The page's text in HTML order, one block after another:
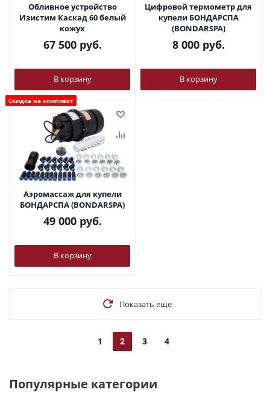
Обливное устройство
Изистим Каскад 60 белый
кожух
67 500руб.
В корзину
Цифровой термометр для
купели БОНДАРСПА
(BONDARSPA)
8 000руб.
В корзину
Скидка на комплект
Аэромассаж для купели
БОНДАРСПА (BONDARSPA)
49 000руб.
В корзину
Показать еще
1 2 3 4
Популярные категории